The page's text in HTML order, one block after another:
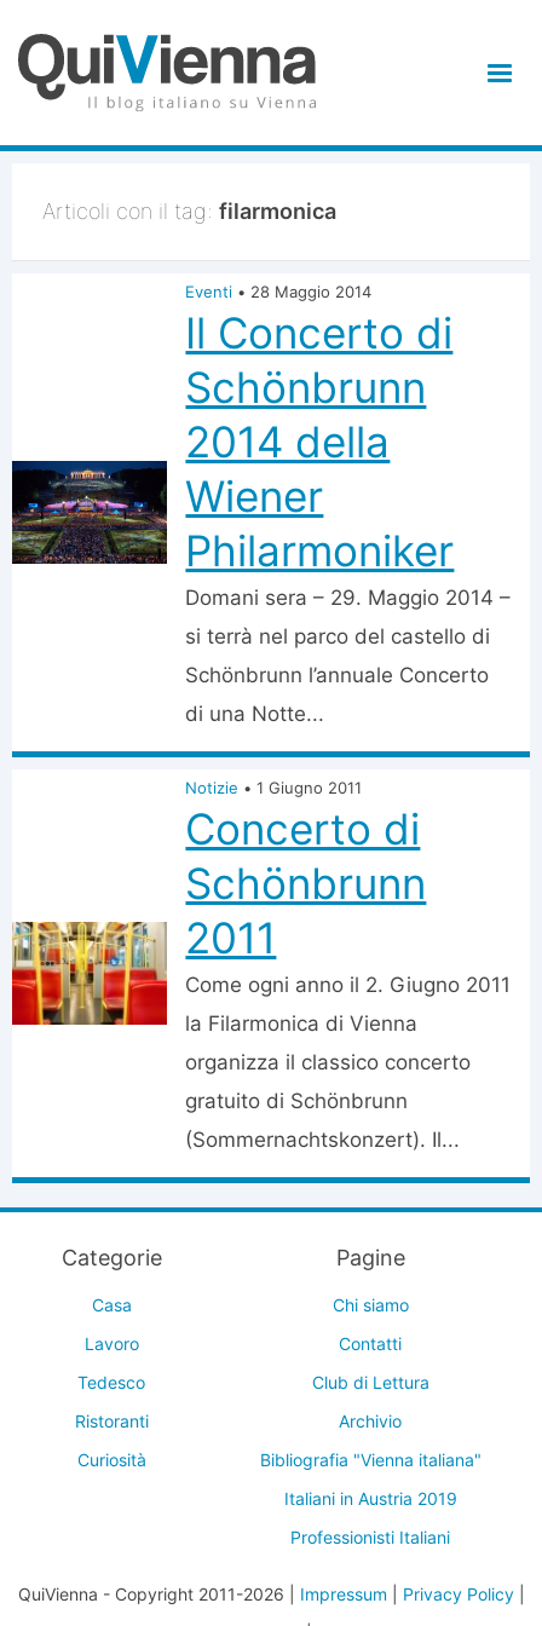
Articoli con il tag: filarmonica
Eventi • 28 Maggio 2014
Il Concerto di
Schönbrunn
2014 della
Wiener
Philarmoniker
Domani sera – 29. Maggio 2014 –
si terrà nel parco del castello di
Schönbrunn l’annuale Concerto
di una Notte...
Notizie • 1 Giugno 2011
Concerto di
Schönbrunn
2011
Come ogni anno il 2. Giugno 2011
la Filarmonica di Vienna
organizza il classico concerto
gratuito di Schönbrunn
(Sommernachtskonzert). Il...
Categorie
Casa
Lavoro
Tedesco
Ristoranti
Curiosità
Pagine
Chi siamo
Contatti
Club di Lettura
Archivio
Bibliografia "Vienna italiana"
Italiani in Austria 2019
Professionisti Italiani
QuiVienna - Copyright 2011-2026 | Impressum Privacy Policy|